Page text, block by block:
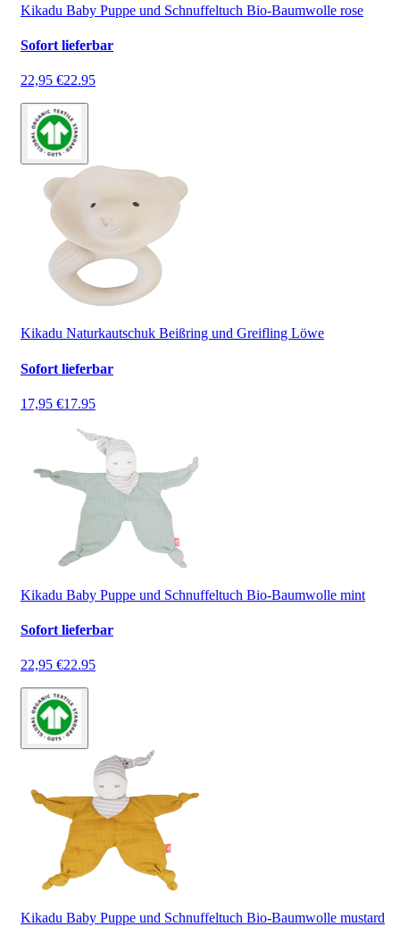
Kikadu Baby Puppe und Schnuffeltuch Bio-Baumwolle rose
Sofort lieferbar
22,95 €22.95
Kikadu Naturkautschuk Beißring und Greifling Löwe
Sofort lieferbar
17,95 €17.95
Kikadu Baby Puppe und Schnuffeltuch Bio-Baumwolle mint
Sofort lieferbar
22,95 €22.95
Kikadu Baby Puppe und Schnuffeltuch Bio-Baumwolle mustard